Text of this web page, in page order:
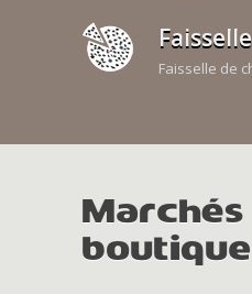
Faisselle de
Marchés
boutique